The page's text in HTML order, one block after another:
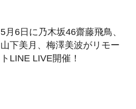
5月6日に乃木坂46齋藤飛鳥、
山下美月、梅澤美波がリモー
トLINE LIVE開催！